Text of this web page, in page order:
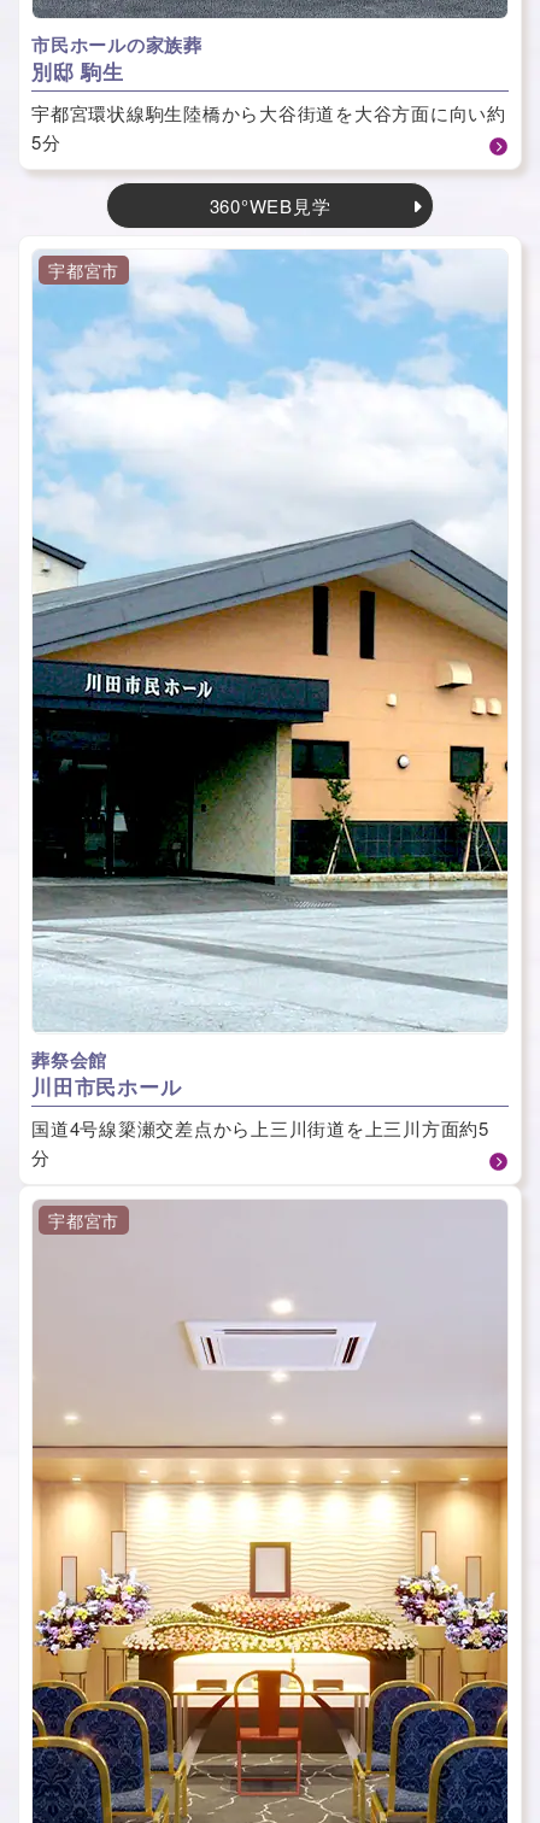
市民ホールの家族葬
別邸 駒生
宇都宮環状線駒生陸橋から大谷街道を大谷方面に向い約
5分
360°WEB見学
宇都宮市
葬祭会館
川⽥市⺠ホール
国道4号線簗瀬交差点から上三川街道を上三川方面約5
分
宇都宮市